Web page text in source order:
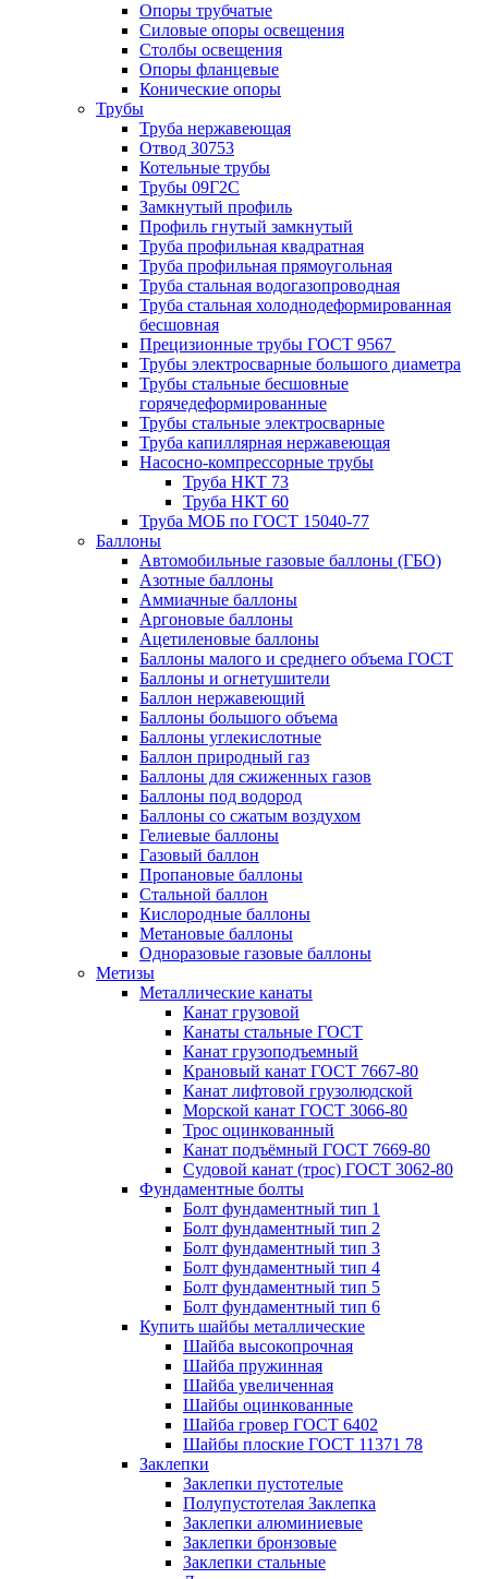
Опоры трубчатые
Силовые опоры освещения
Столбы освещения
Опоры фланцевые
Конические опоры
Трубы
Труба нержавеющая
Отвод 30753
Котельные трубы
Трубы 09Г2С
Замкнутый профиль
Профиль гнутый замкнутый
Труба профильная квадратная
Труба профильная прямоугольная
Труба стальная водогазопроводная
Труба стальная холоднодеформированная
бесшовная
Прецизионные трубы ГОСТ 9567
Трубы электросварные большого диаметра
Трубы стальные бесшовные
горячедеформированные
Трубы стальные электросварные
Труба капиллярная нержавеющая
Насосно-компрессорные трубы
Труба НКТ 73
Труба НКТ 60
Труба МОБ по ГОСТ 15040-77
Баллоны
Автомобильные газовые баллоны (ГБО)
Азотные баллоны
Аммиачные баллоны
Аргоновые баллоны
Ацетиленовые баллоны
Баллоны малого и среднего объема ГОСТ
Баллоны и огнетушители
Баллон нержавеющий
Баллоны большого объема
Баллоны углекислотные
Баллон природный газ
Баллоны для сжиженных газов
Баллоны под водород
Баллоны со сжатым воздухом
Гелиевые баллоны
Газовый баллон
Пропановые баллоны
Стальной баллон
Кислородные баллоны
Метановые баллоны
Одноразовые газовые баллоны
Метизы
Металлические канаты
Канат грузовой
Канаты стальные ГОСТ
Канат грузоподъемный
Крановый канат ГОСТ 7667-80
Канат лифтовой грузолюдской
Морской канат ГОСТ 3066-80
Трос оцинкованный
Канат подъёмный ГОСТ 7669-80
Судовой канат (трос) ГОСТ 3062-80
Фундаментные болты
Болт фундаментный тип 1
Болт фундаментный тип 2
Болт фундаментный тип 3
Болт фундаментный тип 4
Болт фундаментный тип 5
Болт фундаментный тип 6
Купить шайбы металлические
Шайба высокопрочная
Шайба пружинная
Шайба увеличенная
Шайбы оцинкованные
Шайба гровер ГОСТ 6402
Шайбы плоские ГОСТ 11371 78
Заклепки
Заклепки пустотелые
Полупустотелая Заклепка
Заклепки алюминиевые
Заклепки бронзовые
Заклепки стальные